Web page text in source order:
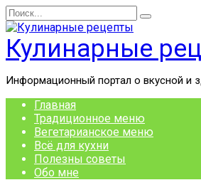
Перейти
к
содержанию
Search
for:
Кулинарные
Информационный портал о вкусной и
Главная
Традиционное меню
Вегетарианское меню
Всё для кухни
Полезны советы
Обо мне